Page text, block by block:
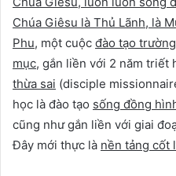
Chúa Giêsu là Thủ Lãnh, là
Phu, một cuộc đào tạo
mục, gắn liền với 2 năm triết
thừa sai (disciple
học là đào tạo sống đồng
cũng như gắn liền với giai
Đây mới thực là nền tảng cốt